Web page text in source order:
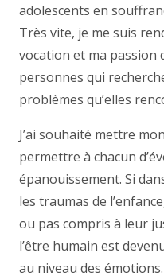
adolescents en
Très vite, je me suis
vocation et ma passion
personnes qui
problèmes qu’elles
J’ai souhaité mettre
permettre à chacun
épanouissement. Si
les traumas de
ou pas compris à leur
l’être humain est
au niveau des